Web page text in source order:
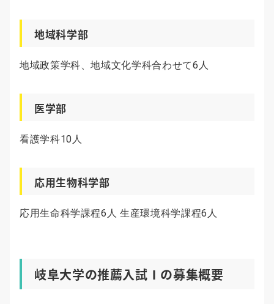
地域科学部
地域政策学科、地域文化学科合わせて6人
医学部
看護学科10人
応用生物科学部
応用生命科学課程6人 生産環境科学課程6人
岐阜大学の推薦入試Ⅰの募集概要